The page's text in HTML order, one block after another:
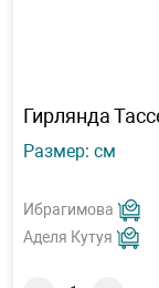
Гирлянда
Размер: см
Ибрагимова
Аделя Кутуя